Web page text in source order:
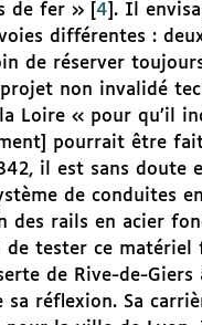
de fer »[ 4 . Il
différentes :
de réserver
non invalidé
Loire « pour qu’il
pourrait être
il est sans doute
de conduites
rails en acier
tester ce matériel
de Rive-de-Giers
réflexion. Sa